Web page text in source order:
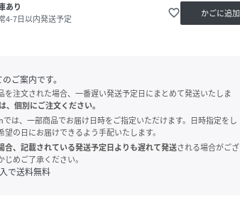
あり
4-7日以内発送予定
favorite_border かごに追加
ご案内です。
注文された場合、一番遅い発送予定日にまとめて発送いたしま
、個別にご注文ください。
は、一部商品でお届け日時をご指定いただけます。日時指定をし
望の日にお届けできるよう手配いたします。
、記載されている発送予定日よりも遅れて発送される場合がござ
めご了承ください。
で送料無料